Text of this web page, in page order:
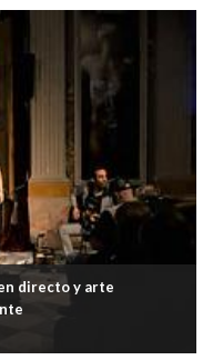
directo y arte